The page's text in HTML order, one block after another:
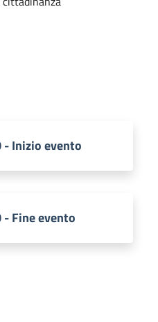
- Inizio evento
- Fine evento